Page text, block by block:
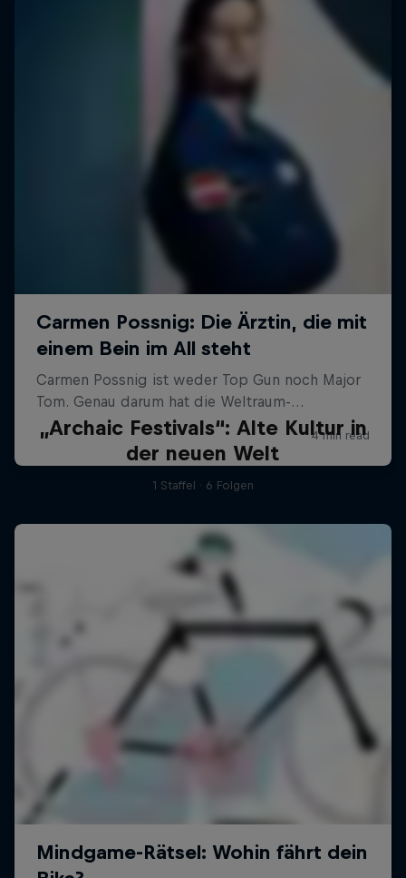
„Archaic Festivals“: Alte Kultur in
der neuen Welt
1 Staffel · 6 Folgen